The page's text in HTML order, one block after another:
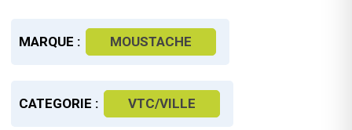
MARQUE : MOUSTACHE
CATEGORIE : VTC/VILLE